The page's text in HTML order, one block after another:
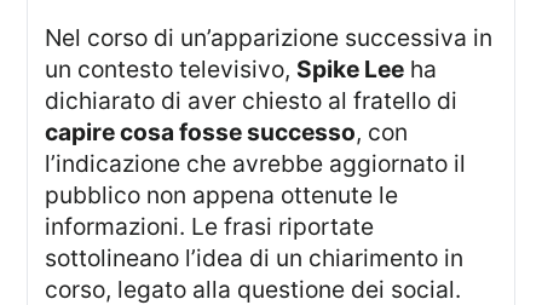
Nel corso di un’apparizione successiva in
un contesto televisivo, Spike Lee ha
dichiarato di aver chiesto al fratello di
capire cosa fosse successo, con
l’indicazione che avrebbe aggiornato il
pubblico non appena ottenute le
informazioni. Le frasi riportate
sottolineano l’idea di un chiarimento in
corso, legato alla questione dei social.